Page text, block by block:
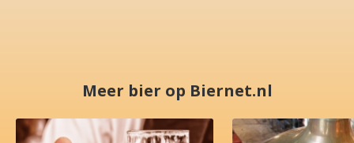
Meer bier op Biernet.nl